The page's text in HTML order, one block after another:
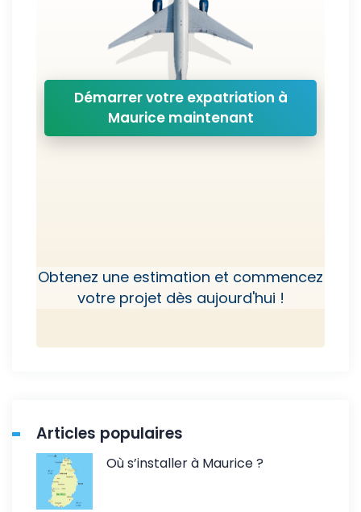
Démarrer votre expatriation à
Maurice maintenant
Obtenez une estimation et commencez
votre projet dès aujourd'hui !
Articles populaires
Où s’installer à Maurice ?